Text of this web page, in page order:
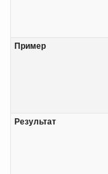
Пример
Результат